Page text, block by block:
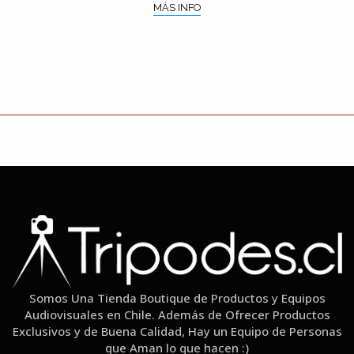
MÁS INFO
Somos Una Tienda Boutique de Productos y Equipos
Audiovisuales en Chile. Además de Ofrecer Productos
Exclusivos y de Buena Calidad, Hay un Equipo de Personas
que Aman lo que hacen :)